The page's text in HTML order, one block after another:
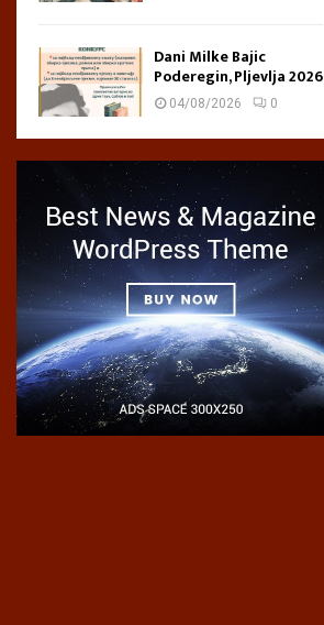
Dani Milke Bajic
Poderegin, Pljevlja 2026
04/08/2026 0